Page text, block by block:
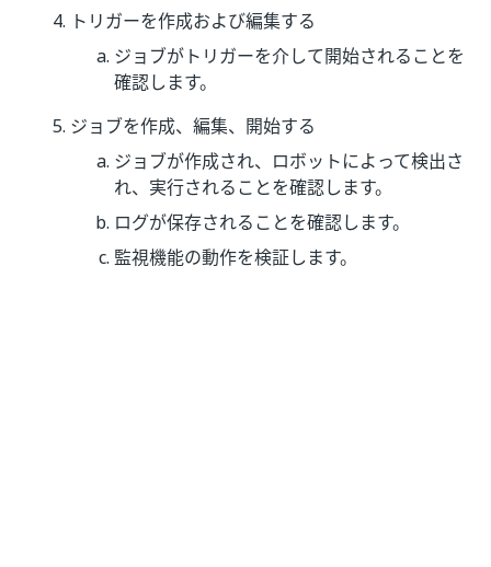
トリガーを作成および編集する
ジョブがトリガーを介して開始されることを
確認します。
ジョブを作成、編集、開始する
ジョブが作成され、ロボットによって検出さ
れ、実行されることを確認します。
ログが保存されることを確認します。
監視機能の動作を検証します。